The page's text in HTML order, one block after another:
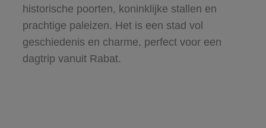
historische poorten, koninklijke stallen en
prachtige paleizen. Het is een stad vol
geschiedenis en charme, perfect voor een
dagtrip vanuit Rabat.